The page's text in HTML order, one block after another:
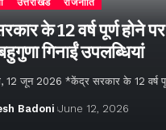
के 12 वर्ष पूर्ण होने
गिनाईं उपलब्धियां
12 जून 2026 *केंद्र सरकार के 12 वर्ष
Badoni June 12, 2026